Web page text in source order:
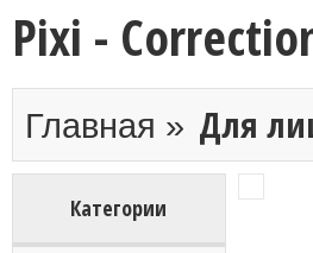
Pixi -
Главная » Для
Категории